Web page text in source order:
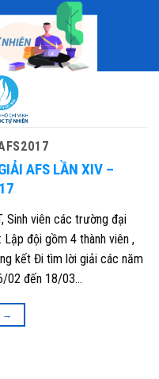
AFS LẦN XIV –
Sinh viên các trường đại
Lập đội gồm 4 thành viên ,
kết Đi tìm lời giải các năm
02 đến 18/03…
→